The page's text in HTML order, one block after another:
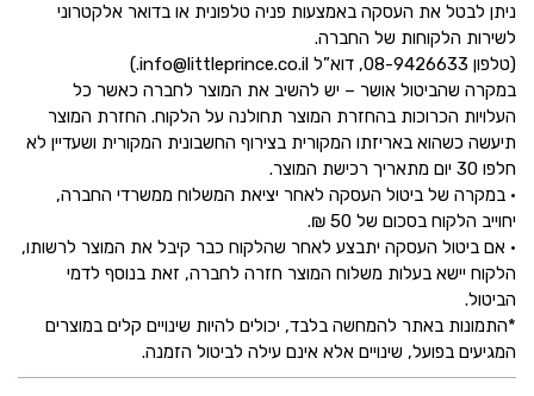
ניתן לבטל את העסקה באמצעות פניה טלפונית או בדואר אלקטרוני
לשירות הלקוחות של החברה.
(טלפון 08-9426633, דוא”ל info@littleprince.co.il.)
במקרה שהביטול אושר – יש להשיב את המוצר לחברה כאשר כל
העלויות הכרוכות בהחזרת המוצר תחולנה על הלקוח. החזרת המוצר
תיעשה כשהוא באריזתו המקורית בצירוף החשבונית המקורית ושעדיין לא
חלפו 30 יום מתאריך רכישת המוצר.
• במקרה של ביטול העסקה לאחר יציאת המשלוח ממשרדי החברה,
יחוייב הלקוח בסכום של 50 ₪.
• אם ביטול העסקה יתבצע לאחר שהלקוח כבר קיבל את המוצר לרשותו,
הלקוח יישא בעלות משלוח המוצר חזרה לחברה, זאת בנוסף לדמי
הביטול.
*התמונות באתר להמחשה בלבד, יכולים להיות שינויים קלים במוצרים
המגיעים בפועל, שינויים אלא אינם עילה לביטול הזמנה.